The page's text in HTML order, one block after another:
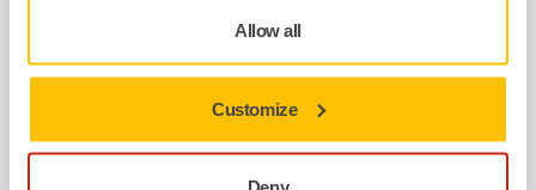
Allow all
Customize
Atención al Cliente de Mirka
Abrasivos y máquinas profesionales para un